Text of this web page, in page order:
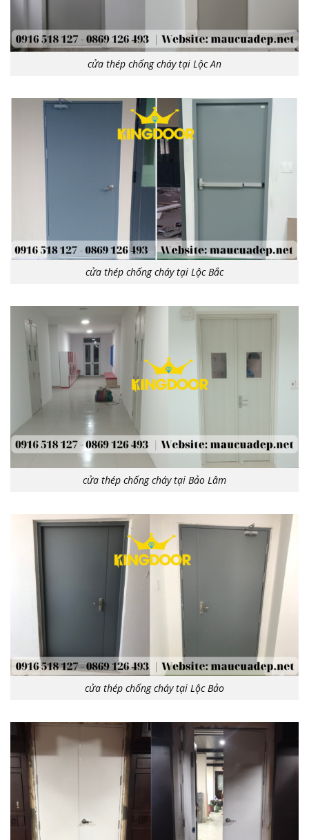
cửa thép chống cháy tại Lộc An
cửa thép chống cháy tại Lộc Bắc
cửa thép chống cháy tại Bảo Lâm
cửa thép chống cháy tại Lộc Bảo